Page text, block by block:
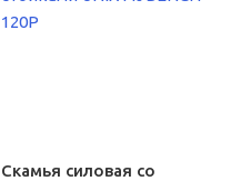
Скамья силовая со